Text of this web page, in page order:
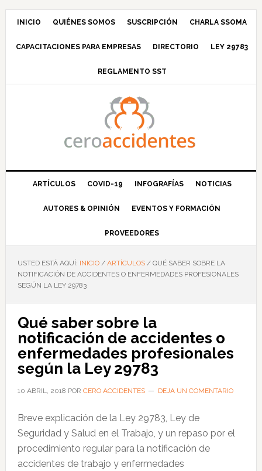
Saltar
navegación
Saltar
principal
Saltar
barra
principal
Saltar
INICIO QUIÉNES SOMOS SUSCRIPCIÓN CHARLA SSOMA
CAPACITACIONES PARA EMPRESAS DIRECTORIO LEY 29783
REGLAMENTO SST
ARTÍCULOS COVID-19 INFOGRAFÍAS NOTICIAS
AUTORES & OPINIÓN EVENTOS Y FORMACIÓN
PROVEEDORES
USTED ESTÁ AQUÍ: INICIO / ARTÍCULOS /QUÉ SABER SOBRE LA
NOTIFICACIÓN DE ACCIDENTES O ENFERMEDADES PROFESIONALES
SEGÚN LA LEY 29783
Qué saber sobre la
notificación de accidentes o
enfermedades profesionales
según la Ley 29783
10 ABRIL, 2018 POR CERO ACCIDENTES DEJA UN COMENTARIO
Breve explicación de la Ley 29783, Ley de
Seguridad y Salud en el Trabajo, y un repaso por el
procedimiento regular para la notificación de
accidentes de trabajo y enfermedades